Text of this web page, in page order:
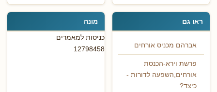
ראו גם
אברהם מכניס אורחים
פרשת וירא-הכנסת
אורחים,השפעה לדורות -
כיצד?
מונה
כניסות למאמרים
12798458